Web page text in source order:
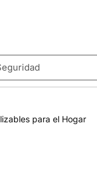
para el Hogar